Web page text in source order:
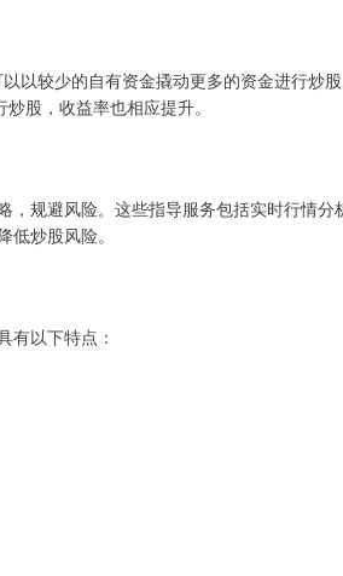
以较少的自有资金撬动更多的资金进行炒
股，收益率也相应提升。
规避风险。这些指导服务包括实时行情分
炒股风险。
有以下特点：